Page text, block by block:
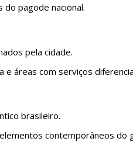
pagode nacional.
pela cidade.
áreas com serviços
brasileiro.
contemporâneos do